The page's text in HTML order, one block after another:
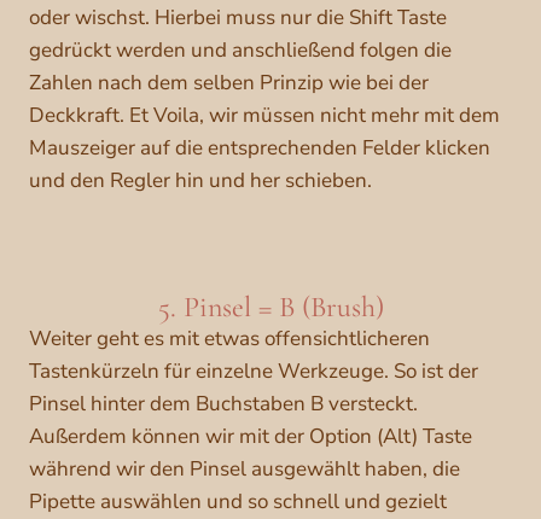
oder wischst. Hierbei muss nur die Shift Taste
gedrückt werden und anschließend folgen die
Zahlen nach dem selben Prinzip wie bei der
Deckkraft. Et Voila, wir müssen nicht mehr mit dem
Mauszeiger auf die entsprechenden Felder klicken
und den Regler hin und her schieben.
5. Pinsel = B (Brush)
Weiter geht es mit etwas offensichtlicheren
Tastenkürzeln für einzelne Werkzeuge. So ist der
Pinsel hinter dem Buchstaben B versteckt.
Außerdem können wir mit der Option (Alt) Taste
während wir den Pinsel ausgewählt haben, die
Pipette auswählen und so schnell und gezielt